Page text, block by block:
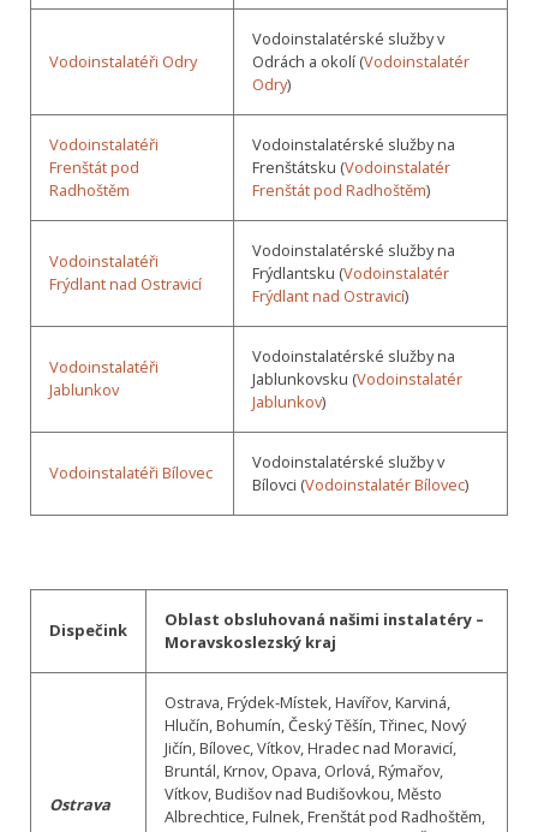
Vodoinstalatéři Odry
Vodoinstalatérské služby v
Odrách a okolí (Vodoinstalatér
Odry)
Vodoinstalatéři
Frenštát pod
Radhoštěm
Vodoinstalatérské služby na
Frenštátsku (Vodoinstalatér
Frenštát pod Radhoštěm)
Vodoinstalatéři
Frýdlant nad Ostravicí
Vodoinstalatérské služby na
Frýdlantsku (Vodoinstalatér
Frýdlant nad Ostravicí)
Vodoinstalatéři
Jablunkov
Vodoinstalatérské služby na
Jablunkovsku (Vodoinstalatér
Jablunkov)
Vodoinstalatéři Bílovec
Vodoinstalatérské služby v
Bílovci (Vodoinstalatér Bílovec)
Dispečink
Oblast obsluhovaná našimi instalatéry –
Moravskoslezský kraj
Ostrava
Ostrava, Frýdek-Místek, Havířov, Karviná,
Hlučín, Bohumín, Český Těšín, Třinec, Nový
Jičín, Bílovec, Vítkov, Hradec nad Moravicí,
Bruntál, Krnov, Opava, Orlová, Rýmařov,
Vítkov, Budišov nad Budišovkou, Město
Albrechtice, Fulnek, Frenštát pod Radhoštěm,